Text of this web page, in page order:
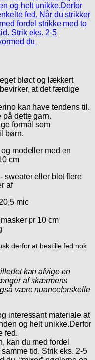
blødt og lækkert
at det færdige
kan have tendens til.
på dette garn.
formål som
børn.
modeller med en
cm
sweater eller blot flere
af
mic
pr 10 cm
derfor at bestille fed nok
kan afvige en
af skærmens
være nuanceforskelle
interessant materiale at
og helt unikke.Derfor
fed.
kan du med fordel
tid. Strik eks. 2-5